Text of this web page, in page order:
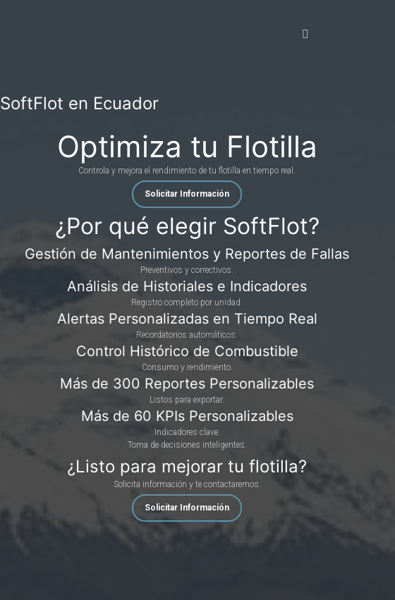
SoftFlot en Ecuador
Optimiza tu Flotilla
Controla y mejora el rendimiento de tu flotilla en tiempo real.
Solicitar Información
¿Por qué elegir SoftFlot?
Gestión de Mantenimientos y Reportes de Fallas
Preventivos y correctivos.
Análisis de Historiales e Indicadores
Registro completo por unidad.
Alertas Personalizadas en Tiempo Real
Recordatorios automáticos.
Control Histórico de Combustible
Consumo y rendimiento.
Más de 300 Reportes Personalizables
Listos para exportar.
Más de 60 KPIs Personalizables
Indicadores clave.
Toma de decisiones inteligentes.
¿Listo para mejorar tu flotilla?
Solicita información y te contactaremos.
Solicitar Información